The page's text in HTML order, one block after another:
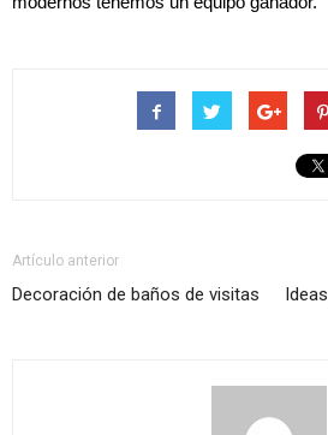
Artículo anterior
Decoración de baños de visitas